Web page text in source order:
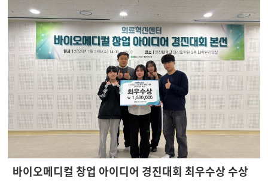
바이오메디컬 창업 아이디어 경진대회 최우수상 수상